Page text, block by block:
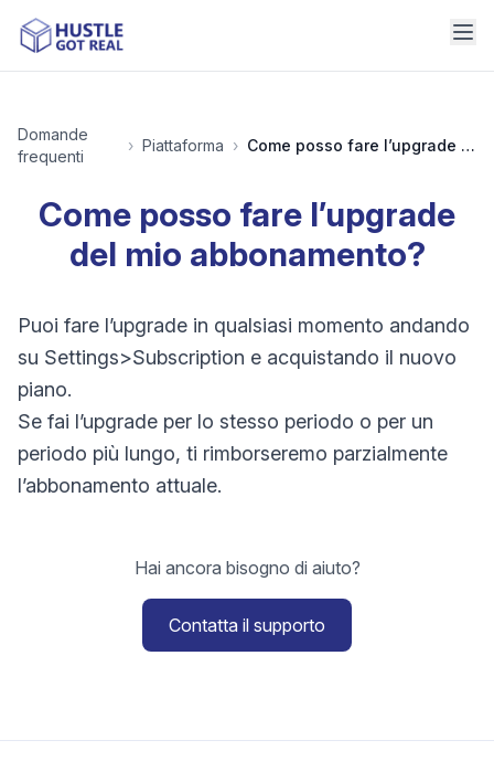
Domande
frequenti
› Piattaforma › Come posso fare l’upgrade del mio abbonamento?
Come posso fare l’upgrade
del mio abbonamento?
Puoi fare l’upgrade in qualsiasi momento andando
su Settings>Subscription e acquistando il nuovo
piano.
Se fai l’upgrade per lo stesso periodo o per un
periodo più lungo, ti rimborseremo parzialmente
l’abbonamento attuale.
Hai ancora bisogno di aiuto?
Contatta il supporto